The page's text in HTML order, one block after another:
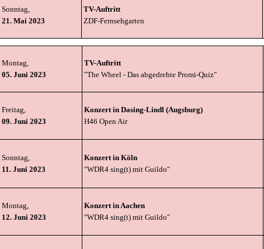
Sonntag,
21. Mai 2023
TV-Auftritt
ZDF-Fernsehgarten
Montag,
05. Juni 2023
TV-Auftritt
"The Wheel - Das abgedrehte Promi-Quiz"
Freitag,
09. Juni 2023
Konzert in Dasing-Lindl (Augsburg)
H46 Open Air
Sonntag,
11. Juni 2023
Konzert in Köln
"WDR4 sing(t) mit Guildo"
Montag,
12. Juni 2023
Konzert in Aachen
"WDR4 sing(t) mit Guildo"